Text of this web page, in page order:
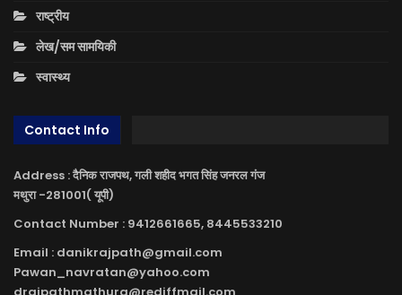
राष्ट्रीय
लेख/सम सामयिकी
स्वास्थ्य
Contact Info
Address : दैनिक राजपथ, गली शहीद भगत सिंह जनरल गंज
मथुरा -281001( यूपी)
Contact Number : 9412661665, 8445533210
Email : danikrajpath@gmail.com
Pawan_navratan@yahoo.com